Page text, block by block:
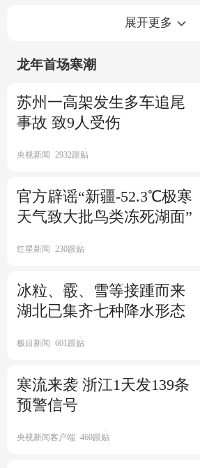
2024春节消费“热辣滚烫”，电
观察者网 3跟贴
残酷
贾玲"大波浪晚礼服"惊艳网友
每日经济新闻 1.7万跟贴
2024春节档：票房创新高 一半
电影撤档
北京2.6亿元领跑 2024年春节档
12城票房过亿
北京商报 1跟贴
展开更多
龙年首场寒潮
苏州一高架发生多车追尾
事故 致9人受伤
央视新闻 2932跟贴
官方辟谣“新疆-52.3℃极寒
天气致大批鸟类冻死湖面”
红星新闻 230跟贴
冰粒、霰、雪等接踵而来
湖北已集齐七种降水形态
极目新闻 601跟贴
寒流来袭 浙江1天发139条
预警信号
央视新闻客户端 460跟贴